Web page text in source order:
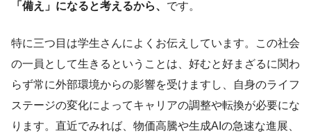
「備え」 になると考えるから、 です。
特に三つ目は学生さんによくお伝えしています。この社会
の一員として生きるということは、好むと好まざるに関わ
らず常に外部環境からの影響を受けますし、自身のライフ
ステージの変化によってキャリアの調整や転換が必要にな
ります。直近でみれば、 物価高騰や生成AI の急速な進展